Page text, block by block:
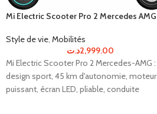
Mi Electric Scooter Pro 2 Mercedes AMG
Style de vie, Mobilités
2,999.00د.ت
Mi Electric Scooter Pro 2 Mercedes-AMG :
design sport, 45 km d'autonomie, moteur
puissant, écran LED, pliable, conduite